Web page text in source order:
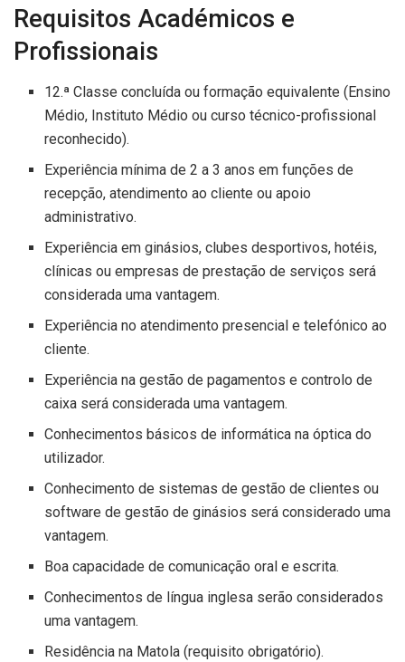
Requisitos Académicos e
Profissionais
12.ª Classe concluída ou formação equivalente (Ensino
Médio, Instituto Médio ou curso técnico-profissional
reconhecido).
Experiência mínima de 2 a 3 anos em funções de
recepção, atendimento ao cliente ou apoio
administrativo.
Experiência em ginásios, clubes desportivos, hotéis,
clínicas ou empresas de prestação de serviços será
considerada uma vantagem.
Experiência no atendimento presencial e telefónico ao
cliente.
Experiência na gestão de pagamentos e controlo de
caixa será considerada uma vantagem.
Conhecimentos básicos de informática na óptica do
utilizador.
Conhecimento de sistemas de gestão de clientes ou
software de gestão de ginásios será considerado uma
vantagem.
Boa capacidade de comunicação oral e escrita.
Conhecimentos de língua inglesa serão considerados
uma vantagem.
Residência na Matola (requisito obrigatório).